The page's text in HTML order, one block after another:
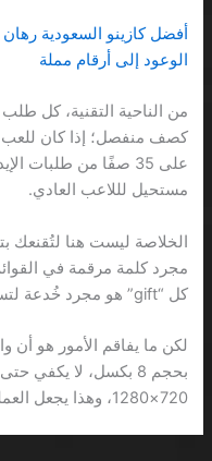
أفضل كازينو السعودية
الوعود إلى أرقام مملة
من الناحية التقنية، كل
على 35 صفًا من طلبات
مستحيل لللاعب العادي.
مجرد كلمة مرقمة في
كل “gift” هو مجرد خُدعة لتسحب أموالك.
بحجم 8 بكسل، لا
720×1280، وهذا يجعل العملية بطيئة بقدر ما هي محبطة.